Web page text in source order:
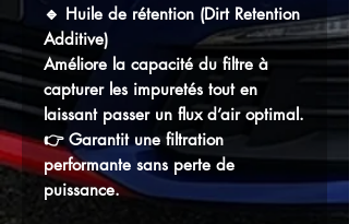
🔹 Huile de rétention (Dirt Retention
Additive)
Améliore la capacité du filtre à
capturer les impuretés tout en
laissant passer un flux d’air optimal.
👉 Garantit une filtration
performante sans perte de
puissance.